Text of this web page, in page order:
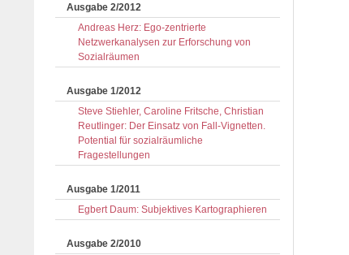
Ausgabe 2/2012
Andreas Herz: Ego-zentrierte
Netzwerkanalysen zur Erforschung von
Sozialräumen
Ausgabe 1/2012
Steve Stiehler, Caroline Fritsche, Christian
Reutlinger: Der Einsatz von Fall-Vignetten.
Potential für sozialräumliche
Fragestellungen
Ausgabe 1/2011
Egbert Daum: Subjektives Kartographieren
Ausgabe 2/2010